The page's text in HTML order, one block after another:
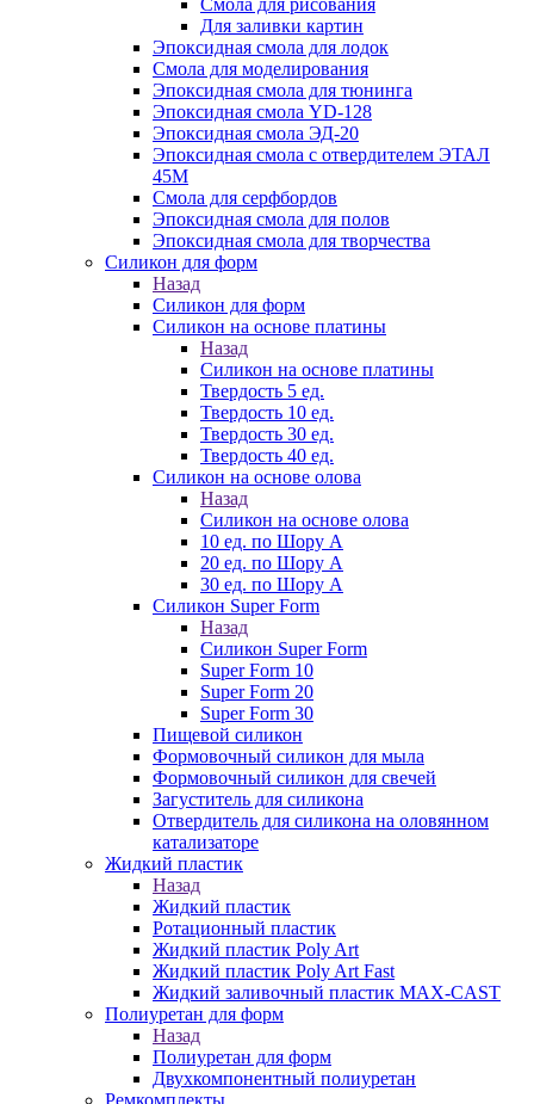
Смола для рисования
Для заливки картин
Эпоксидная смола для лодок
Смола для моделирования
Эпоксидная смола для тюнинга
Эпоксидная смола YD-128
Эпоксидная смола ЭД-20
Эпоксидная смола с отвердителем ЭТАЛ
45М
Смола для серфбордов
Эпоксидная смола для полов
Эпоксидная смола для творчества
Силикон для форм
Назад
Силикон для форм
Силикон на основе платины
Назад
Силикон на основе платины
Твердость 5 ед.
Твердость 10 ед.
Твердость 30 ед.
Твердость 40 ед.
Силикон на основе олова
Назад
Силикон на основе олова
10 ед. по Шору А
20 ед. по Шору А
30 ед. по Шору А
Силикон Super Form
Назад
Силикон Super Form
Super Form 10
Super Form 20
Super Form 30
Пищевой силикон
Формовочный силикон для мыла
Формовочный силикон для свечей
Загуститель для силикона
Отвердитель для силикона на оловянном
катализаторе
Жидкий пластик
Назад
Жидкий пластик
Ротационный пластик
Жидкий пластик Poly Art
Жидкий пластик Poly Art Fast
Жидкий заливочный пластик MAX-CAST
Полиуретан для форм
Назад
Полиуретан для форм
Двухкомпонентный полиуретан
Ремкомплекты